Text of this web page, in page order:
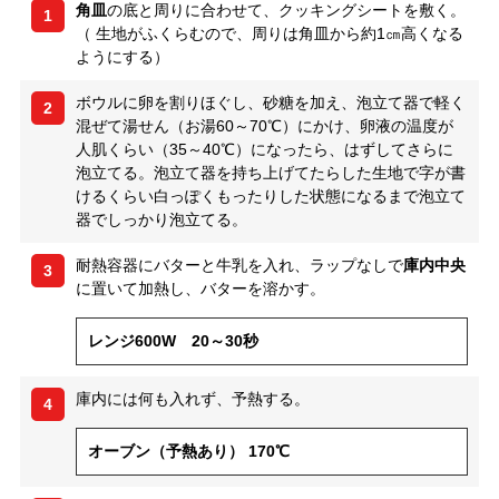
1 角皿の底と周りに合わせて、クッキングシートを敷く。
（ 生地がふくらむので、周りは角皿から約1㎝高くなる
ようにする）
2
ボウルに卵を割りほぐし、砂糖を加え、泡立て器で軽く
混ぜて湯せん（お湯60～70℃）にかけ、卵液の温度が
人肌くらい（35～40℃）になったら、はずしてさらに
泡立てる。泡立て器を持ち上げてたらした生地で字が書
けるくらい白っぽくもったりした状態になるまで泡立て
器でしっかり泡立てる。
3 耐熱容器にバターと牛乳を入れ、ラップなしで庫内中央
に置いて加熱し、バターを溶かす。
レンジ600W 20～30秒
4 庫内には何も入れず、予熱する。
オーブン（予熱あり） 170℃